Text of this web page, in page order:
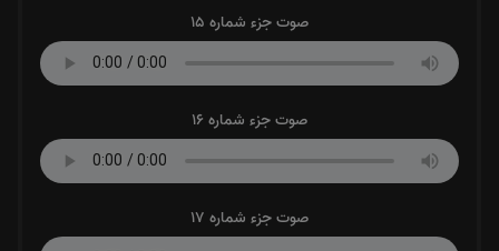
صوت جزء شماره 15
صوت جزء شماره 16
صوت جزء شماره 17